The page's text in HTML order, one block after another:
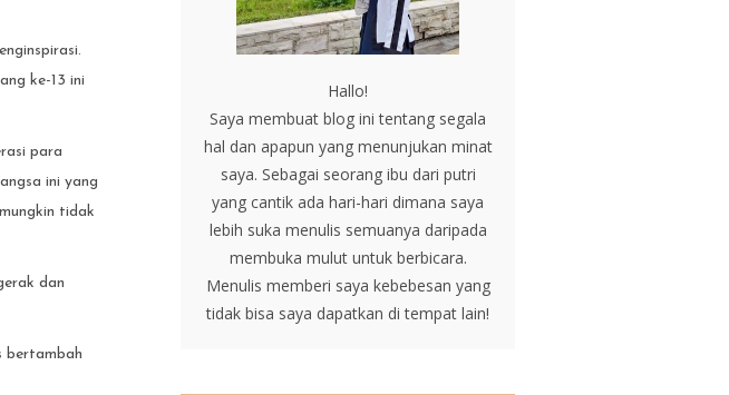
ke-13 ini
para
ini yang
tidak
dan
bertambah
Hallo!
Saya membuat blog ini tentang segala
hal dan apapun yang menunjukan minat
saya. Sebagai seorang ibu dari putri
yang cantik ada hari-hari dimana saya
lebih suka menulis semuanya daripada
membuka mulut untuk berbicara.
Menulis memberi saya kebebesan yang
tidak bisa saya dapatkan di tempat lain!